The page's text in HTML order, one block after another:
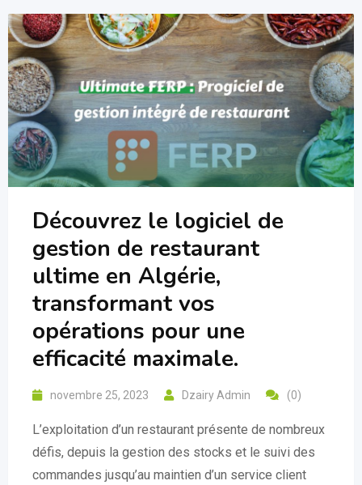
Découvrez le logiciel de
gestion de restaurant
ultime en Algérie,
transformant vos
opérations pour une
efficacité maximale.
novembre 25, 2023 Dzairy Admin (0)
L’exploitation d’un restaurant présente de nombreux
défis, depuis la gestion des stocks et le suivi des
commandes jusqu’au maintien d’un service client